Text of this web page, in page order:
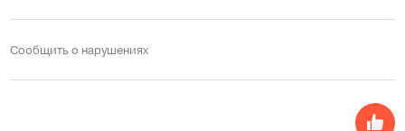
Сообщить о нарушениях